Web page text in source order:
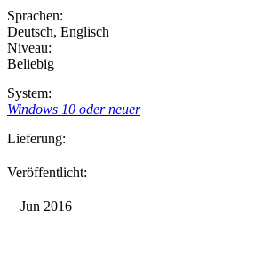
Sprachen:
Deutsch, Englisch
Niveau:
Beliebig
System:
Windows 10 oder neuer
Lieferung:
Veröffentlicht:
Jun 2016